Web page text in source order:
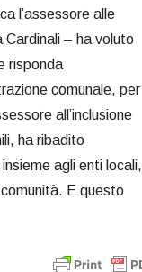
l’assessore alle
Cardinali – ha voluto
risponda
comunale, per
all’inclusione
ha ribadito
agli enti locali,
E questo